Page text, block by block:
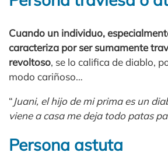
Cuando un individuo,
caracteriza por ser sumamente
revoltoso, se lo califica de diablo,
modo cariñoso…
“Juani, el hijo de mi prima es un
viene a casa me deja todo patas
Persona astuta